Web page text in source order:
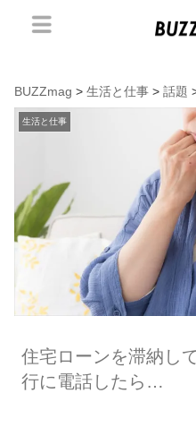
BUZZmag > 生活と仕事 > 話題
生活と仕事
住宅ローンを滞納し
行に電話したら…